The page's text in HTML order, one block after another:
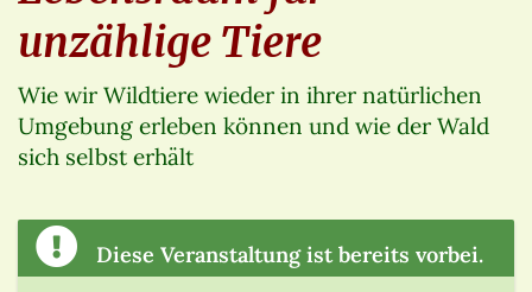
unzählige Tiere
Wie wir Wildtiere wieder in ihrer natürlichen
Umgebung erleben können und wie der Wald
sich selbst erhält
Diese Veranstaltung ist bereits vorbei.